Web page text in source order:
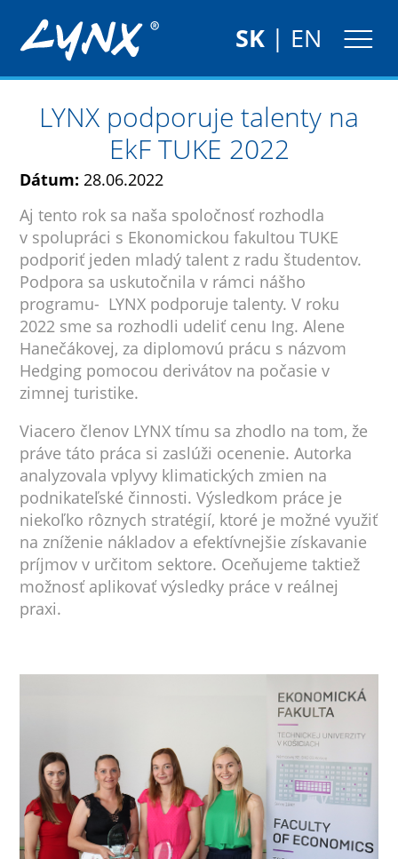
SK| EN
LYNX podporuje talenty na
EkF TUKE 2022
Dátum: 28.06.2022
Aj tento rok sa naša spoločnosť rozhodla
v spolupráci s Ekonomickou fakultou TUKE
podporiť jeden mladý talent z radu študentov.
Podpora sa uskutočnila v rámci nášho
programu- LYNX podporuje talenty. V roku
2022 sme sa rozhodli udeliť cenu Ing. Alene
Hanečákovej, za diplomovú prácu s názvom
Hedging pomocou derivátov na počasie v
zimnej turistike.
Viacero členov LYNX tímu sa zhodlo na tom, že
práve táto práca si zaslúži ocenenie. Autorka
analyzovala vplyvy klimatických zmien na
podnikateľské činnosti. Výsledkom práce je
niekoľko rôznych stratégií, ktoré je možné využiť
na zníženie nákladov a efektívnejšie získavanie
príjmov v určitom sektore. Oceňujeme taktiež
možnosť aplikovať výsledky práce v reálnej
praxi.